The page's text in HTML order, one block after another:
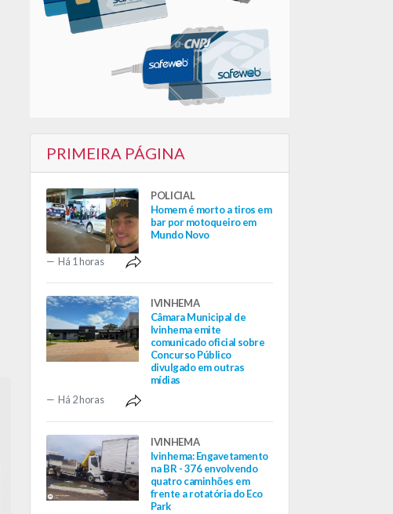
PRIMEIRA PÁGINA
POLICIAL
Homem é morto a tiros em
bar por motoqueiro em
Mundo Novo
Há 1 horas
IVINHEMA
Câmara Municipal de
Ivinhema emite
comunicado oficial sobre
Concurso Público
divulgado em outras
mídias
Há 2 horas
IVINHEMA
Ivinhema: Engavetamento
na BR - 376 envolvendo
quatro caminhões em
frente a rotatória do Eco
Park